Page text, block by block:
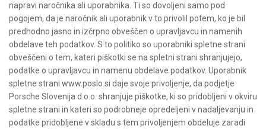
napravi naročnika ali uporabnika. Ti so dovoljeni samo pod
pogojem, da je naročnik ali uporabnik v to privolil potem, ko je bil
predhodno jasno in izčrpno obveščen o upravljavcu in namenih
obdelave teh podatkov. S to politiko so uporabniki spletne strani
obveščeni o tem, kateri piškotki se na spletni strani shranjujejo,
podatke o upravljavcu in namenu obdelave podatkov. Uporabnik
spletne strani www.poslo.si daje svoje privoljenje, da podjetje
Porsche Slovenija d.o.o. shranjuje piškotke, ki so pridobljeni v okviru
spletne strani in kateri so podrobneje opredeljeni v nadaljevanju in
podatke pridobljene v skladu s tem privoljenjem obdeluje zaradi